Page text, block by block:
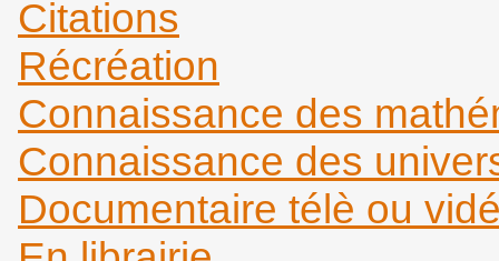
Citations
Récréation
Connaissance des
Connaissance des
Documentaire télè ou